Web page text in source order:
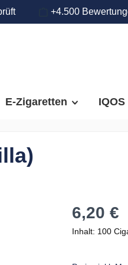
+4.500
E-Zigaretten IQOS
6,20 €
Inhalt: 100